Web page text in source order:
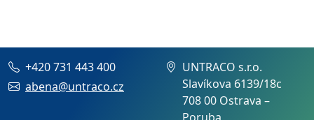
+420 731 443 400
abena@untraco.cz
UNTRACO s.r.o.
Slavíkova 6139/18c
708 00 Ostrava –